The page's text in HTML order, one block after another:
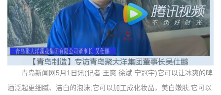
青岛新闻网5月1日讯(记者 王爽 徐斌 宁冠宇)它可以让冰爽的啤
酒泛起更细腻、洁白的泡沫;它可以加工成化妆品，美白嫩肤;它可以